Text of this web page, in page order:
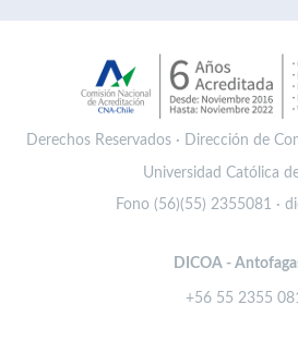
Derechos Reservados · Dirección de
Universidad Católica
Fono (56)(55) 2355081 ·
DICOA -
+56 55 2355